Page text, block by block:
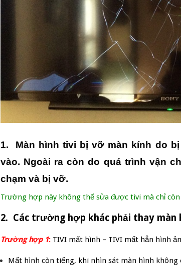
1. Màn hình tivi bị vỡ màn kính do
vào. Ngoài ra còn do quá trình vận
chạm và bị vỡ.
Trường hợp này không thể sửa được tivi mà chỉ
2. Các trường hợp khác phải thay màn
Trường hợp 1:TIVI mất hình – TIVI mất hẳn hình
Mất hình còn tiếng, khi nhìn sát màn hình không